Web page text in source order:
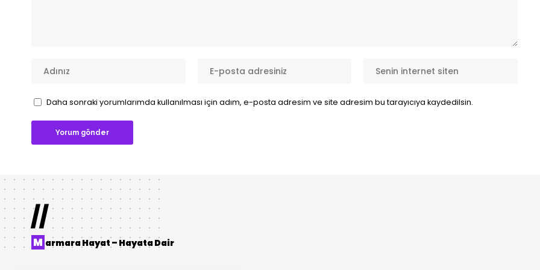
Daha sonraki yorumlarımda kullanılması için adım, e-posta adresim ve site adresim bu tarayıcıya kaydedilsin.
//
M armara Hayat – Hayata Dair